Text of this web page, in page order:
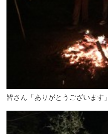
皆さん「ありがとうございます」